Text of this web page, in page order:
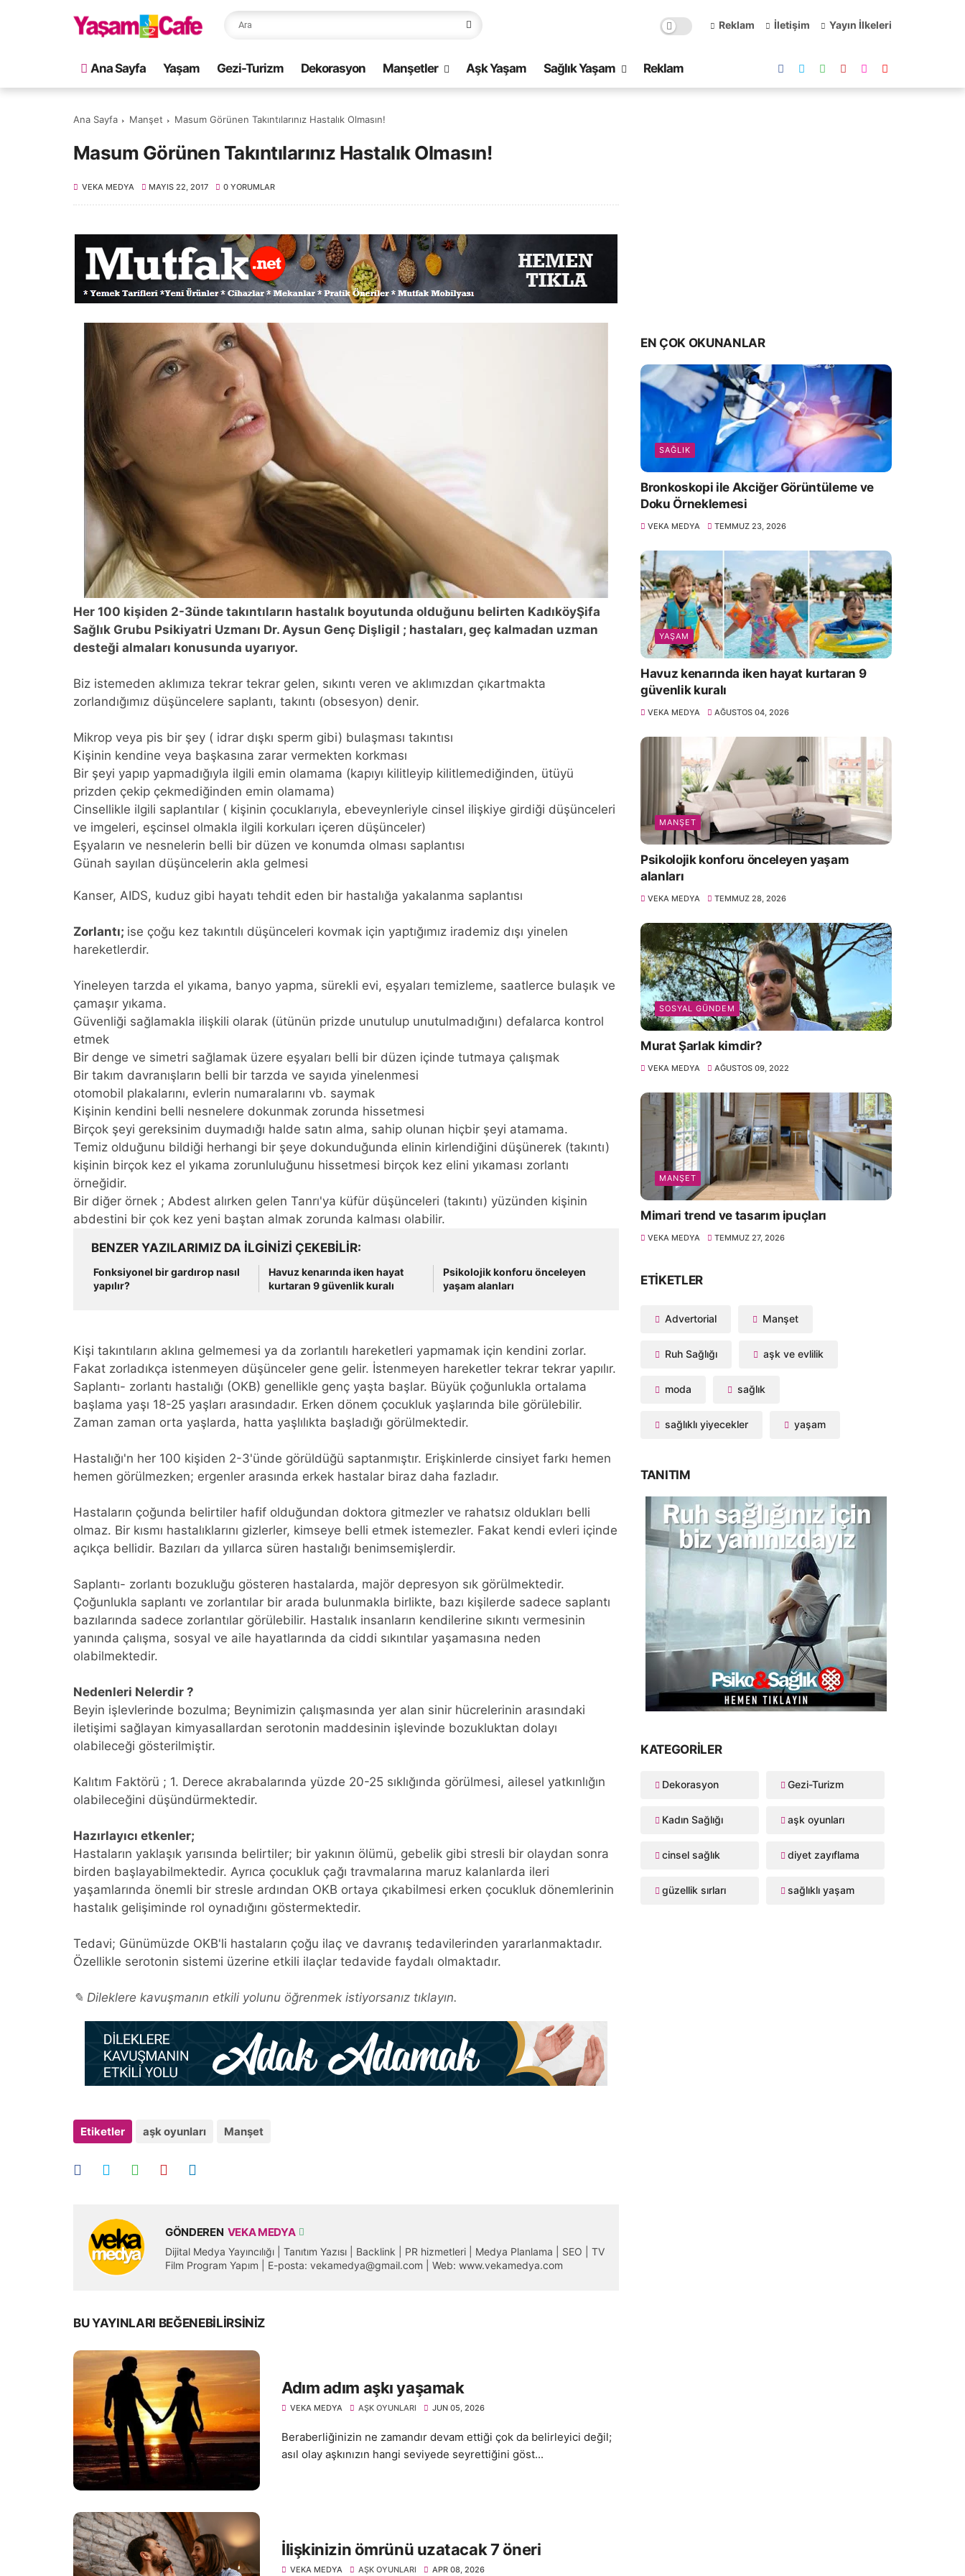
Reklam İletişim Yayın İlkeleri
Ana Sayfa Yaşam Gezi-Turizm Dekorasyon Manşetler Aşk Yaşam Sağlık Yaşam Reklam
Ana Sayfa Manşet Masum Görünen Takıntılarınız Hastalık Olmasın!
Masum Görünen Takıntılarınız Hastalık Olmasın!
VEKA MEDYA MAYIS 22, 2017 0 YORUMLAR
Her 100 kişiden 2-3ünde takıntıların hastalık boyutunda olduğunu belirten KadıköyŞifa
Sağlık Grubu Psikiyatri Uzmanı Dr. Aysun Genç Dişligil ; hastaları, geç kalmadan uzman
desteği almaları konusunda uyarıyor.
Biz istemeden aklımıza tekrar tekrar gelen, sıkıntı veren ve aklımızdan çıkartmakta
zorlandığımız düşüncelere saplantı, takıntı (obsesyon) denir.
Mikrop veya pis bir şey ( idrar dışkı sperm gibi) bulaşması takıntısı
Kişinin kendine veya başkasına zarar vermekten korkması
Bir şeyi yapıp yapmadığıyla ilgili emin olamama (kapıyı kilitleyip kilitlemediğinden, ütüyü
prizden çekip çekmediğinden emin olamama)
Cinsellikle ilgili saplantılar ( kişinin çocuklarıyla, ebeveynleriyle cinsel ilişkiye girdiği düşünceleri
ve imgeleri, eşcinsel olmakla ilgili korkuları içeren düşünceler)
Eşyaların ve nesnelerin belli bir düzen ve konumda olması saplantısı
Günah sayılan düşüncelerin akla gelmesi
Kanser, AIDS, kuduz gibi hayatı tehdit eden bir hastalığa yakalanma saplantısı
Zorlantı; ise çoğu kez takıntılı düşünceleri kovmak için yaptığımız irademiz dışı yinelen
hareketlerdir.
Yineleyen tarzda el yıkama, banyo yapma, sürekli evi, eşyaları temizleme, saatlerce bulaşık ve
çamaşır yıkama.
Güvenliği sağlamakla ilişkili olarak (ütünün prizde unutulup unutulmadığını) defalarca kontrol
etmek
Bir denge ve simetri sağlamak üzere eşyaları belli bir düzen içinde tutmaya çalışmak
Bir takım davranışların belli bir tarzda ve sayıda yinelenmesi
otomobil plakalarını, evlerin numaralarını vb. saymak
Kişinin kendini belli nesnelere dokunmak zorunda hissetmesi
Birçok şeyi gereksinim duymadığı halde satın alma, sahip olunan hiçbir şeyi atamama.
Temiz olduğunu bildiği herhangi bir şeye dokunduğunda elinin kirlendiğini düşünerek (takıntı)
kişinin birçok kez el yıkama zorunluluğunu hissetmesi birçok kez elini yıkaması zorlantı
örneğidir.
Bir diğer örnek ; Abdest alırken gelen Tanrı'ya küfür düşünceleri (takıntı) yüzünden kişinin
abdestini bir çok kez yeni baştan almak zorunda kalması olabilir.
BENZER YAZILARIMIZ DA ILGINIZI ÇEKEBILIR
Fonksiyonel bir gardırop nasıl
yapılır?
Havuz kenarında iken hayat
kurtaran 9 güvenlik kuralı
Psikolojik konforu önceleyen
yaşam alanları
Kişi takıntıların aklına gelmemesi ya da zorlantılı hareketleri yapmamak için kendini zorlar.
Fakat zorladıkça istenmeyen düşünceler gene gelir. İstenmeyen hareketler tekrar tekrar yapılır.
Saplantı- zorlantı hastalığı (OKB) genellikle genç yaşta başlar. Büyük çoğunlukla ortalama
başlama yaşı 18-25 yaşları arasındadır. Erken dönem çocukluk yaşlarında bile görülebilir.
Zaman zaman orta yaşlarda, hatta yaşlılıkta başladığı görülmektedir.
Hastalığı'n her 100 kişiden 2-3'ünde görüldüğü saptanmıştır. Erişkinlerde cinsiyet farkı hemen
hemen görülmezken; ergenler arasında erkek hastalar biraz daha fazladır.
Hastaların çoğunda belirtiler hafif olduğundan doktora gitmezler ve rahatsız oldukları belli
olmaz. Bir kısmı hastalıklarını gizlerler, kimseye belli etmek istemezler. Fakat kendi evleri içinde
açıkça bellidir. Bazıları da yıllarca süren hastalığı benimsemişlerdir.
Saplantı- zorlantı bozukluğu gösteren hastalarda, majör depresyon sık görülmektedir.
Çoğunlukla saplantı ve zorlantılar bir arada bulunmakla birlikte, bazı kişilerde sadece saplantı
bazılarında sadece zorlantılar görülebilir. Hastalık insanların kendilerine sıkıntı vermesinin
yanında çalışma, sosyal ve aile hayatlarında da ciddi sıkıntılar yaşamasına neden
olabilmektedir.
Nedenleri Nelerdir ?
Beyin işlevlerinde bozulma; Beynimizin çalışmasında yer alan sinir hücrelerinin arasındaki
iletişimi sağlayan kimyasallardan serotonin maddesinin işlevinde bozukluktan dolayı
olabileceği gösterilmiştir.
Kalıtım Faktörü ; 1. Derece akrabalarında yüzde 20-25 sıklığında görülmesi, ailesel yatkınlığın
olabileceğini düşündürmektedir.
Hazırlayıcı etkenler;
Hastaların yaklaşık yarısında belirtiler; bir yakının ölümü, gebelik gibi stresli bir olaydan sonra
birden başlayabilmektedir. Ayrıca çocukluk çağı travmalarına maruz kalanlarda ileri
yaşamlarında önemli bir stresle ardından OKB ortaya çıkabilmesi erken çocukluk dönemlerinin
hastalık gelişiminde rol oynadığını göstermektedir.
Tedavi; Günümüzde OKB'li hastaların çoğu ilaç ve davranış tedavilerinden yararlanmaktadır.
Özellikle serotonin sistemi üzerine etkili ilaçlar tedavide faydalı olmaktadır.
✎ Dileklere kavuşmanın etkili yolunu öğrenmek istiyorsanız tıklayın.
Etiketler aşk oyunları Manşet
GÖNDEREN VEKA MEDYA
Dijital Medya Yayıncılığı | Tanıtım Yazısı | Backlink | PR hizmetleri | Medya Planlama | SEO | TV
Film Program Yapım | E-posta: vekamedya@gmail.com | Web: www.vekamedya.com
BU YAYINLARI BEĞENEBILIRSINIZ
Adım adım aşkı yaşamak
VEKA MEDYA AŞK OYUNLARI JUN 05, 2026
Beraberliğinizin ne zamandır devam ettiği çok da belirleyici değil;
asıl olay aşkınızın hangi seviyede seyrettiğini göst...
İlişkinizin ömrünü uzatacak 7 öneri
VEKA MEDYA AŞK OYUNLARI APR 08, 2026
EN ÇOK OKUNANLAR
SAĞLIK
Bronkoskopi ile Akciğer Görüntüleme ve
Doku Örneklemesi
VEKA MEDYA TEMMUZ 23, 2026
YAŞAM
Havuz kenarında iken hayat kurtaran 9
güvenlik kuralı
VEKA MEDYA AĞUSTOS 04, 2026
MANŞET
Psikolojik konforu önceleyen yaşam
alanları
VEKA MEDYA TEMMUZ 28, 2026
SOSYAL GÜNDEM
Murat Şarlak kimdir?
VEKA MEDYA AĞUSTOS 09, 2022
MANŞET
Mimari trend ve tasarım ipuçları
VEKA MEDYA TEMMUZ 27, 2026
ETIKETLER
Advertorial Manşet
Ruh Sağlığı aşk ve evlilik
moda sağlık
sağlıklı yiyecekler yaşam
TANITIM
KATEGORILER
Dekorasyon Gezi-Turizm
Kadın Sağlığı aşk oyunları
cinsel sağlık diyet zayıflama
güzellik sırları sağlıklı yaşam